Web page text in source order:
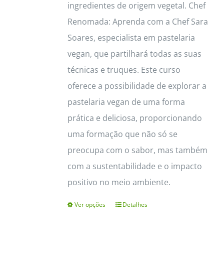
ingredientes de origem vegetal. Chef
Renomada: Aprenda com a Chef Sara
Soares, especialista em pastelaria
vegan, que partilhará todas as suas
técnicas e truques. Este curso
oferece a possibilidade de explorar a
pastelaria vegan de uma forma
prática e deliciosa, proporcionando
uma formação que não só se
preocupa com o sabor, mas também
com a sustentabilidade e o impacto
positivo no meio ambiente.
Ver opções
ThisDetalhes